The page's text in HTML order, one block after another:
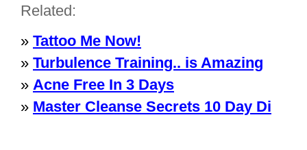
Related:
» Tattoo Me Now!
» Turbulence Training.. is Amazing
» Acne Free In 3 Days
» Master Cleanse Secrets 10 Day Di